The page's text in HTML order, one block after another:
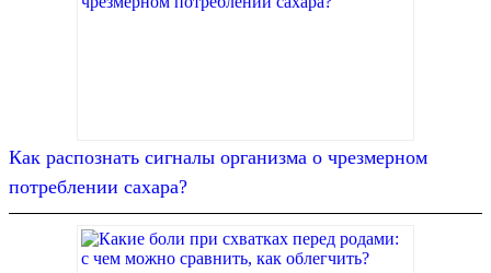
Как распознать сигналы организма о чрезмерном
потреблении сахара?